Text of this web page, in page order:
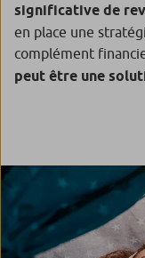
significative de
en place une
complément
peut être une